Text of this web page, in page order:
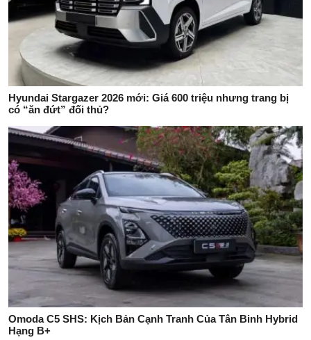
Hyundai Stargazer 2026 mới: Giá 600 triệu nhưng trang bị
có “ăn đứt” đối thủ?
Omoda C5 SHS: Kịch Bản Cạnh Tranh Của Tân Binh Hybrid
Hạng B+